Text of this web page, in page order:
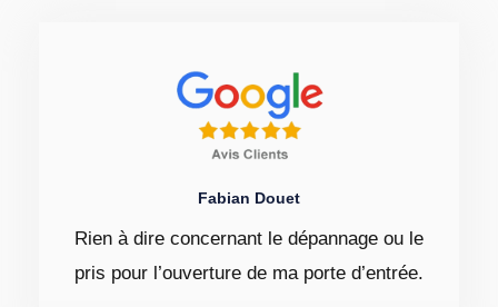
Fabian Douet
Rien à dire concernant le dépannage ou le
pris pour l’ouverture de ma porte d’entrée.